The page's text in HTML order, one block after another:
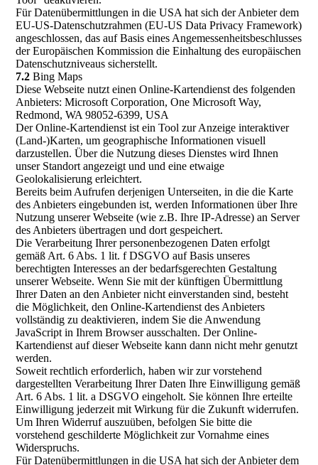
Für Datenübermittlungen in die USA hat sich der Anbieter dem
EU-US-Datenschutzrahmen (EU-US Data Privacy Framework)
angeschlossen, das auf Basis eines Angemessenheitsbeschlusses
der Europäischen Kommission die Einhaltung des europäischen
Datenschutzniveaus sicherstellt.
7.2 Bing Maps
Diese Webseite nutzt einen Online-Kartendienst des folgenden
Anbieters: Microsoft Corporation, One Microsoft Way,
Redmond, WA 98052-6399, USA
Der Online-Kartendienst ist ein Tool zur Anzeige interaktiver
(Land-)Karten, um geographische Informationen visuell
darzustellen. Über die Nutzung dieses Dienstes wird Ihnen
unser Standort angezeigt und und eine etwaige
Geolokalisierung erleichtert.
Bereits beim Aufrufen derjenigen Unterseiten, in die die Karte
des Anbieters eingebunden ist, werden Informationen über Ihre
Nutzung unserer Webseite (wie z.B. Ihre IP-Adresse) an Server
des Anbieters übertragen und dort gespeichert.
Die Verarbeitung Ihrer personenbezogenen Daten erfolgt
gemäß Art. 6 Abs. 1 lit. f DSGVO auf Basis unseres
berechtigten Interesses an der bedarfsgerechten Gestaltung
unserer Webseite. Wenn Sie mit der künftigen Übermittlung
Ihrer Daten an den Anbieter nicht einverstanden sind, besteht
die Möglichkeit, den Online-Kartendienst des Anbieters
vollständig zu deaktivieren, indem Sie die Anwendung
JavaScript in Ihrem Browser ausschalten. Der Online-
Kartendienst auf dieser Webseite kann dann nicht mehr genutzt
werden.
Soweit rechtlich erforderlich, haben wir zur vorstehend
dargestellten Verarbeitung Ihrer Daten Ihre Einwilligung gemäß
Art. 6 Abs. 1 lit. a DSGVO eingeholt. Sie können Ihre erteilte
Einwilligung jederzeit mit Wirkung für die Zukunft widerrufen.
Um Ihren Widerruf auszuüben, befolgen Sie bitte die
vorstehend geschilderte Möglichkeit zur Vornahme eines
Widerspruchs.
Für Datenübermittlungen in die USA hat sich der Anbieter dem